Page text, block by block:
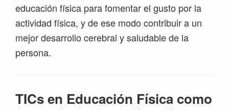
educación física para fomentar el gusto por la
actividad física, y de ese modo contribuir a un
mejor desarrollo cerebral y saludable de la
persona.
TICs en Educación Física como